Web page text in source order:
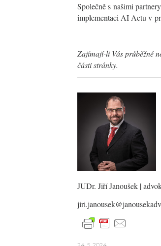
Společně s našimi
implementaci AI Actu v
Zajímají-li Vás průběžné
části stránky.
JUDr. Jiří Janoušek |